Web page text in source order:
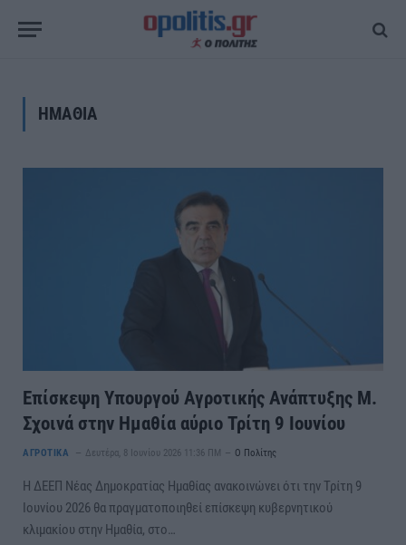
ΗΜΑΘΙΑ
Επίσκεψη Υπουργού Αγροτικής Ανάπτυξης Μ.
Σχοινά στην Ημαθία αύριο Τρίτη 9 Ιουνίου
ΑΓΡΟΤΙΚΑ Δευτέρα, 8 Ιουνίου 2026 11:36 ΠΜ Ο Πολίτης
Η ΔΕΕΠ Νέας Δημοκρατίας Ημαθίας ανακοινώνει ότι την Τρίτη 9
Ιουνίου 2026 θα πραγματοποιηθεί επίσκεψη κυβερνητικού
κλιμακίου στην Ημαθία, στο…